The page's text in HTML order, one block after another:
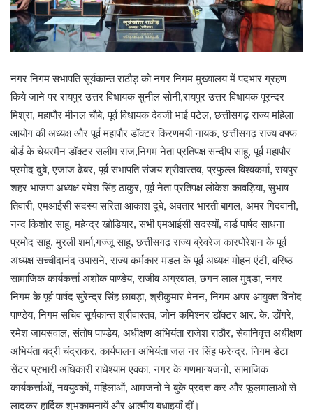
नगर निगम सभापति सूर्यकान्त राठौड़ को नगर निगम मुख्यालय में पदभार ग्रहण
किये जाने पर रायपुर उत्तर विधायक सुनील सोनी,रायपुर उत्तर विधायक पूरन्दर
मिश्रा, महापौर मीनल चौबे, पूर्व विधायक देवजी भाई पटेल, छत्तीसगढ़ राज्य महिला
आयोग की अध्यक्ष और पूर्व महापौर डॉक्टर किरणमयी नायक, छत्तीसगढ़ राज्य वफ्फ
बोर्ड के चेयरमैन डॉक्टर सलीम राज,निगम नेता प्रतिपक्ष सन्दीप साहू, पूर्व महापौर
प्रमोद दुबे, एजाज ढेबर, पूर्व सभापति संजय श्रीवास्तव, प्रफुल्ल विश्वकर्मा, रायपुर
शहर भाजपा अध्यक्ष रमेश सिंह ठाकुर, पूर्व नेता प्रतिपक्ष लोकेश कावड़िया, सुभाष
तिवारी, एमआईसी सदस्य सरिता आकाश दुबे, अवतार भारती बागल, अमर गिदवानी,
नन्द किशोर साहू, महेन्द्र खोडियार, सभी एमआईसी सदस्यों, वार्ड पार्षद साधना
प्रमोद साहू, मुरली शर्मा,गज्जू साहू, छत्तीसगढ़ राज्य ब्रेवरेज कारपोरेशन के पूर्व
अध्यक्ष सच्चीदानंद उपासने, राज्य कर्मकार मंडल के पूर्व अध्यक्ष मोहन एंटी, वरिष्ठ
सामाजिक कार्यकर्त्ता अशोक पाण्डेय, राजीव अग्रवाल, छगन लाल मुंदडा, नगर
निगम के पूर्व पार्षद सुरेन्द्र सिंह छाबड़ा, श्रीकुमार मेनन, निगम अपर आयुक्त विनोद
पाण्डेय, निगम सचिव सूर्यकान्त श्रीवास्तव, जोन कमिश्नर डॉक्टर आर. के. डोंगरे,
रमेश जायसवाल, संतोष पाण्डेय, अधीक्षण अभियंता राजेश राठौर, सेवानिवृत्त अधीक्षण
अभियंता बद्री चंद्राकर, कार्यपालन अभियंता जल नर सिंह फरेन्द्र, निगम डेटा
सेंटर प्रभारी अधिकारी राधेश्याम एक्का, नगर के गणमान्यजनों, सामाजिक
कार्यकर्त्ताओं, नवयुवकों, महिलाओं, आमजनों ने बुके प्रदत्त कर और फूलमालाओं से
लादकर हार्दिक शुभकामनायें और आत्मीय बधाइयाँ दीं।